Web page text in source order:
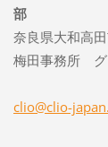
部 ノン
奈良県大和高
梅田事務所 グ
clio@clio-japan.